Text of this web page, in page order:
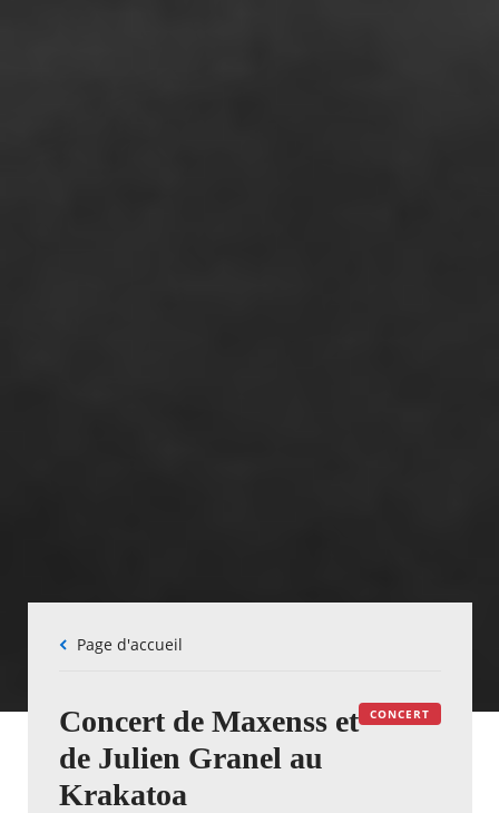
Fil
Page d'accueil
CONCERT
Concert de Maxenss et
de Julien Granel au
Krakatoa